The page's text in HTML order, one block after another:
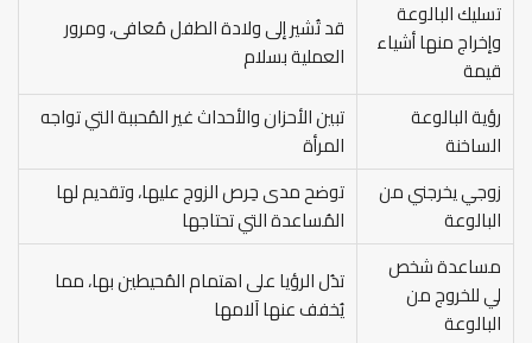
تسليك البالوعة
وإخراج منها أشياء
قيمة
قد تُشير إلى ولادة الطفل مُعافى، ومرور
العملية بسلام
رؤية البالوعة
الساخنة
تبين الأحزان والأحداث غير المُحببة التي تواجه
المرأة
زوجي يخرجني من
البالوعة
توضح مدى حِرص الزوج عليها، وتقديم لها
المُساعدة التي تحتاجها
مساعدة شخص
لي للخروج من
البالوعة
تدُل الرؤيا على اهتمام المُحيطين بها، مما
يُخفف عنها آلامها